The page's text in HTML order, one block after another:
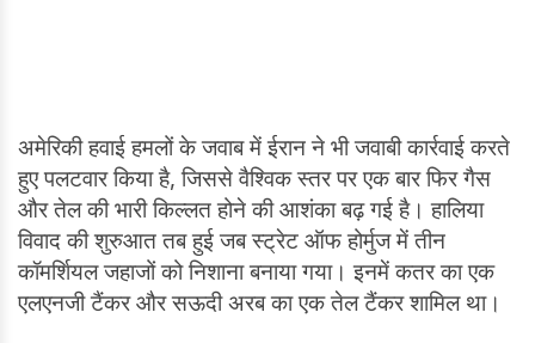
अमेरिकी हवाई हमलों के जवाब में ईरान ने भी जवाबी कार्रवाई करते
हुए पलटवार किया है, जिससे वैश्विक स्तर पर एक बार फिर गैस
और तेल की भारी किल्लत होने की आशंका बढ़ गई है। हालिया
विवाद की शुरुआत तब हुई जब स्ट्रेट ऑफ होर्मुज में तीन
कॉमर्शियल जहाजों को निशाना बनाया गया। इनमें कतर का एक
एलएनजी टैंकर और सऊदी अरब का एक तेल टैंकर शामिल था।